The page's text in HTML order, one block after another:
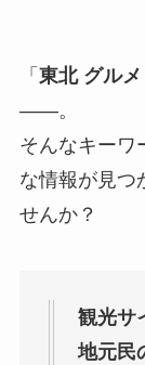
「 東北 グル
――。
そんなキーワ
な情報が見つ
せんか？
観光サ
地元民